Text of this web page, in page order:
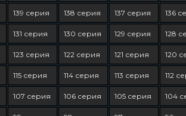
139 серия 138 серия 137 серия 136
131 серия 130 серия 129 серия 128
123 серия 122 серия 121 серия 120
115 серия 114 серия 113 серия 112
107 серия 106 серия 105 серия 104